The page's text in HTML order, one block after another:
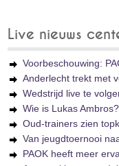
Live nieuws
Voorbeschouwing:
Anderlecht trekt met
Wedstrijd live te
Wie is Lukas Ambros?
Oud-trainers zien
Van jeugdtoernooi
PAOK heeft meer